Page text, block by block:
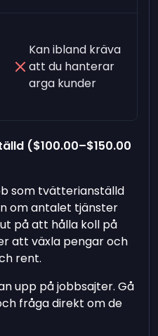
Kan ibland kräva
att du hanterar
arga kunder
($100.00–$150.00
som tvätterianställd
om antalet tjänster
på att hålla koll på
att växla pengar och
rent.
upp på jobbsajter. Gå
fråga direkt om de